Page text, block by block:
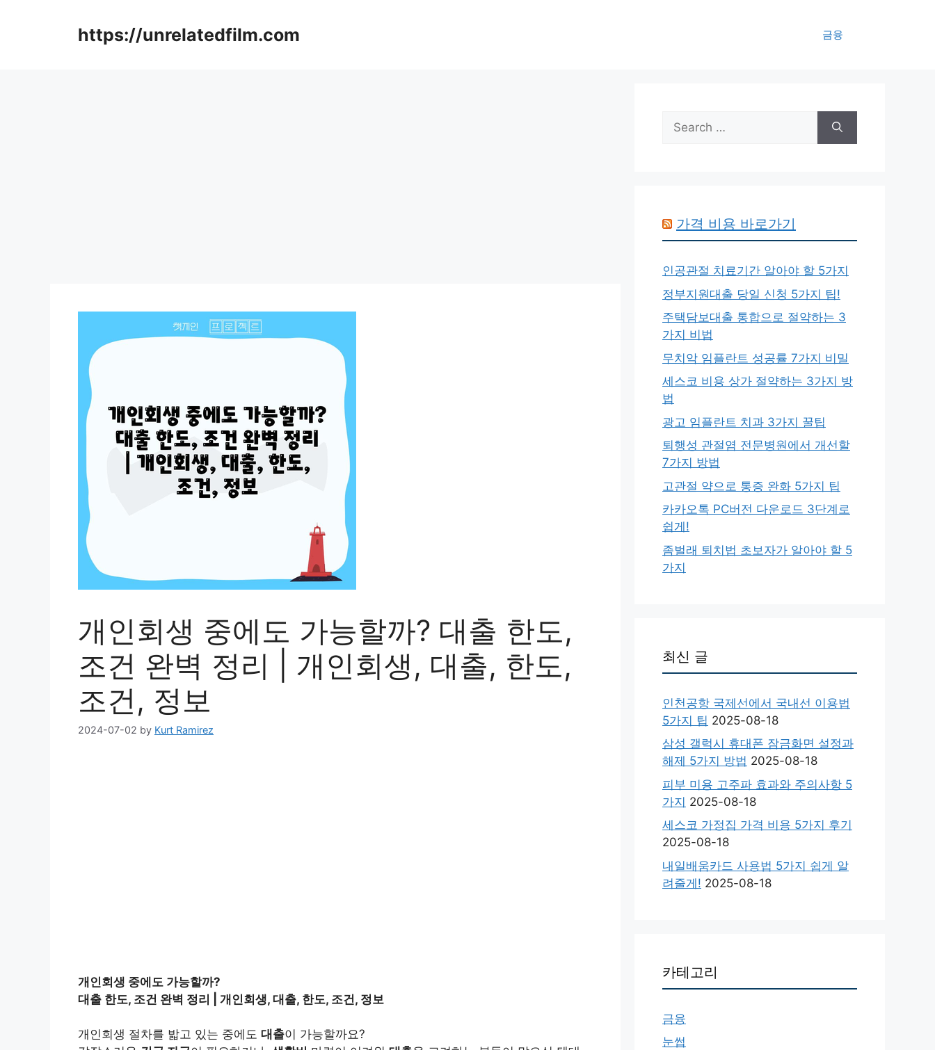
https://unrelatedfilm.com 금융
개인회생 중에도 가능할까? 대출 한도,
조건 완벽 정리 | 개인회생, 대출, 한도,
조건, 정보
2024-07-02 by Kurt Ramirez
개인회생 중에도 가능할까?
대출 한도, 조건 완벽 정리 | 개인회생, 대출, 한도, 조건, 정보
개인회생 절차를 밟고 있는 중에도 대출이 가능할까요?
Search
for:
가격 비용 바로가기
인공관절 치료기간 알아야 할 5가지
정부지원대출 당일 신청 5가지 팁!
주택담보대출 통합으로 절약하는 3
가지 비법
무치악 임플란트 성공률 7가지 비밀
세스코 비용 상가 절약하는 3가지 방
법
광고 임플란트 치과 3가지 꿀팁
퇴행성 관절염 전문병원에서 개선할
7가지 방법
고관절 약으로 통증 완화 5가지 팁
카카오톡 PC버전 다운로드 3단계로
쉽게!
좀벌래 퇴치법 초보자가 알아야 할 5
가지
최신 글
인천공항 국제선에서 국내선 이용법
5가지 팁 2025-08-18
삼성 갤럭시 휴대폰 잠금화면 설정과
해제 5가지 방법 2025-08-18
피부 미용 고주파 효과와 주의사항 5
가지 2025-08-18
세스코 가정집 가격 비용 5가지 후기
2025-08-18
내일배움카드 사용법 5가지 쉽게 알
려줄게! 2025-08-18
카테고리
금융
눈썹